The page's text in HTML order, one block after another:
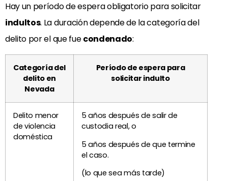
Hay un período de espera obligatorio para solicitar
indultos. La duración depende de la categoría del
delito por el que fuecondenado:
Categoría del
delito en
Nevada
Período de espera para
solicitar indulto
Delito menor
de violencia
doméstica
5 años después de salir de
custodia real, o
5 años después de que termine
el caso.
(lo que sea más tarde)